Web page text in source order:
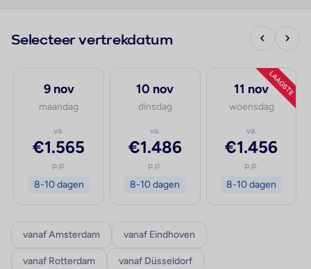
Selecteer vertrekdatum
9 nov
maandag
va.
€1.565
p.p.
8-10 dagen
10 nov
dinsdag
va.
€1.486
p.p.
8-10 dagen
LAAGSTE
11 nov
woensdag
va.
€1.456
p.p.
8-10 dagen
vanaf Amsterdam vanaf Eindhoven
vanaf Rotterdam vanaf Düsseldorf